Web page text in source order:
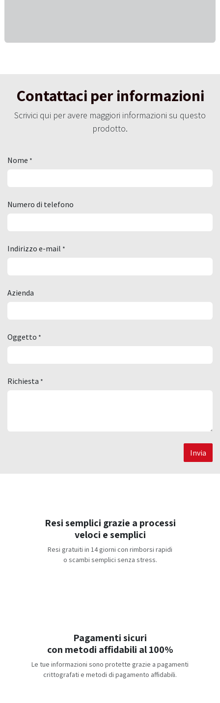
Contattaci per informazioni
Scrivici qui per avere maggiori informazioni su questo
prodotto.
Nome *
Numero di telefono
Indirizzo e-mail *
Azienda
Oggetto *
Richiesta *
Invia
Resi semplici grazie a processi
veloci e semplici
Resi gratuiti in 14 giorni con rimborsi rapidi
o scambi semplici senza stress.
Pagamenti sicuri
con metodi affidabili al 100%
Le tue informazioni sono protette grazie a pagamenti
crittografati e metodi di pagamento affidabili.